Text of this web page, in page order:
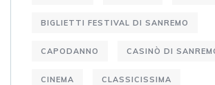
BIGLIETTI FESTIVAL DI SANREMO
CAPODANNO CASINÒ DI
CINEMA CLASSICISSIMA